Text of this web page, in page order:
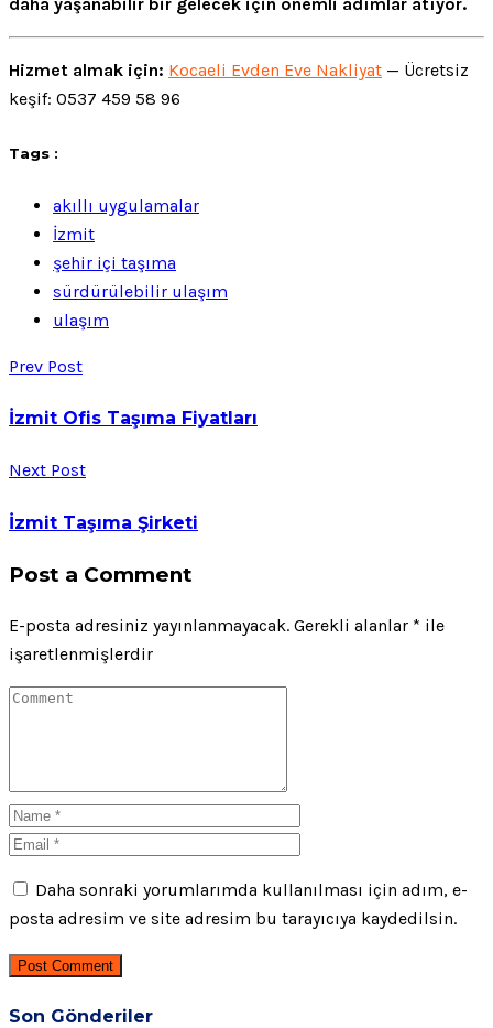
daha yaşanabilir bir gelecek için önemli adımlar atıyor.
Hizmet almak için: Kocaeli Evden Eve Nakliyat — Ücretsiz
keşif: 0537 459 58 96
Tags :
akıllı uygulamalar
İzmit
şehir içi taşıma
sürdürülebilir ulaşım
ulaşım
Prev Post
İzmit Ofis Taşıma Fiyatları
Next Post
İzmit Taşıma Şirketi
Post a Comment
E-posta adresiniz yayınlanmayacak. Gerekli alanlar * ile
işaretlenmişlerdir
Daha sonraki yorumlarımda kullanılması için adım, e-
posta adresim ve site adresim bu tarayıcıya kaydedilsin.
Post Comment
Son Gönderiler